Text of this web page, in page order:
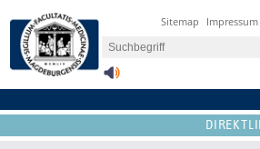
Sitemap Impressum